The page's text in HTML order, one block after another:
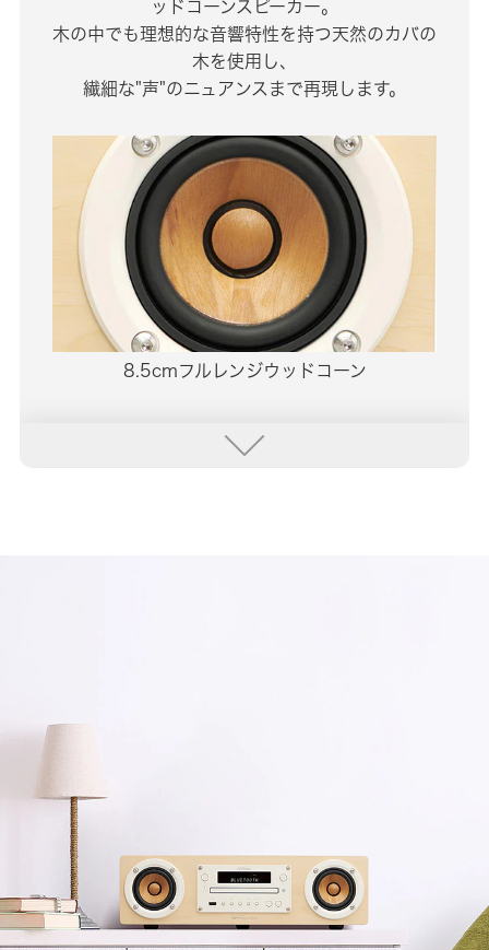
ッドコーンスピーカー。
木の中でも理想的な音響特性を持つ天然のカバの
木を使用し、
繊細な"声"のニュアンスまで再現します。
8.5cmフルレンジウッドコーン